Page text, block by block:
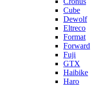
Cube
Dewolf
Eltreco
Format
Forward
Fuji
GTX
Haibike
Haro